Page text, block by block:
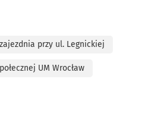
zajezdnia przy ul. Legnickiej
UM Wrocław